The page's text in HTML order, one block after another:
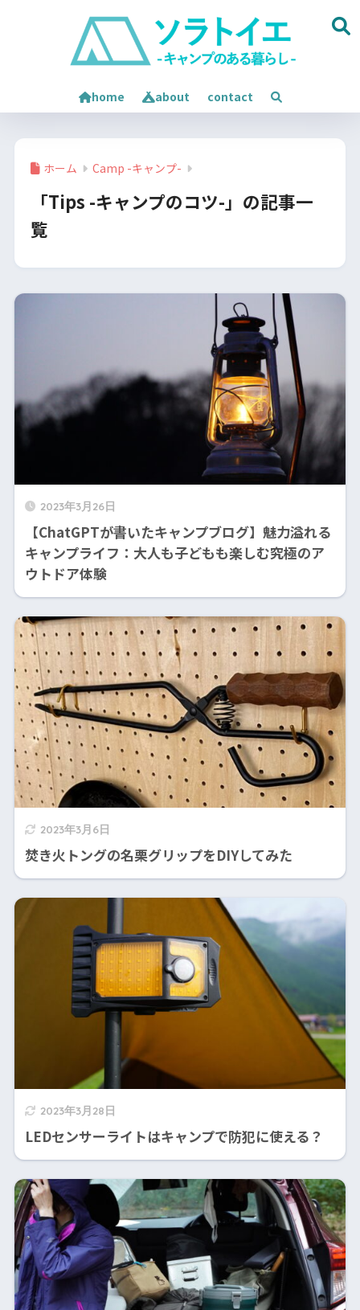
home about contact
ホーム Camp -キャンプ-
「Tips -キャンプのコツ-」の記事一
覧
2023年3月26日
【ChatGPTが書いたキャンプブログ】魅力溢れる
キャンプライフ：大人も子どもも楽しむ究極のア
ウトドア体験
2023年3月6日
焚き火トングの名栗グリップをDIYしてみた
2023年3月28日
LEDセンサーライトはキャンプで防犯に使える？